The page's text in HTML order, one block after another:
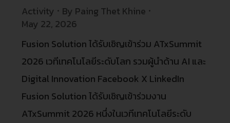
Activity By Paing Thet Khine
May 22, 2026
Fusion Solution ได้รับเชิญเข้าร่วม ATxSummit
2026 เวทีเทคโนโลยีระดับโลก รวมผู้นำด้าน AI และ
Digital Innovation Facebook X LinkedIn
Fusion Solution ได้รับเชิญเข้าร่วมงาน
ATxSummit 2026 หนึ่งในเวทีเทคโนโลยีระดับ